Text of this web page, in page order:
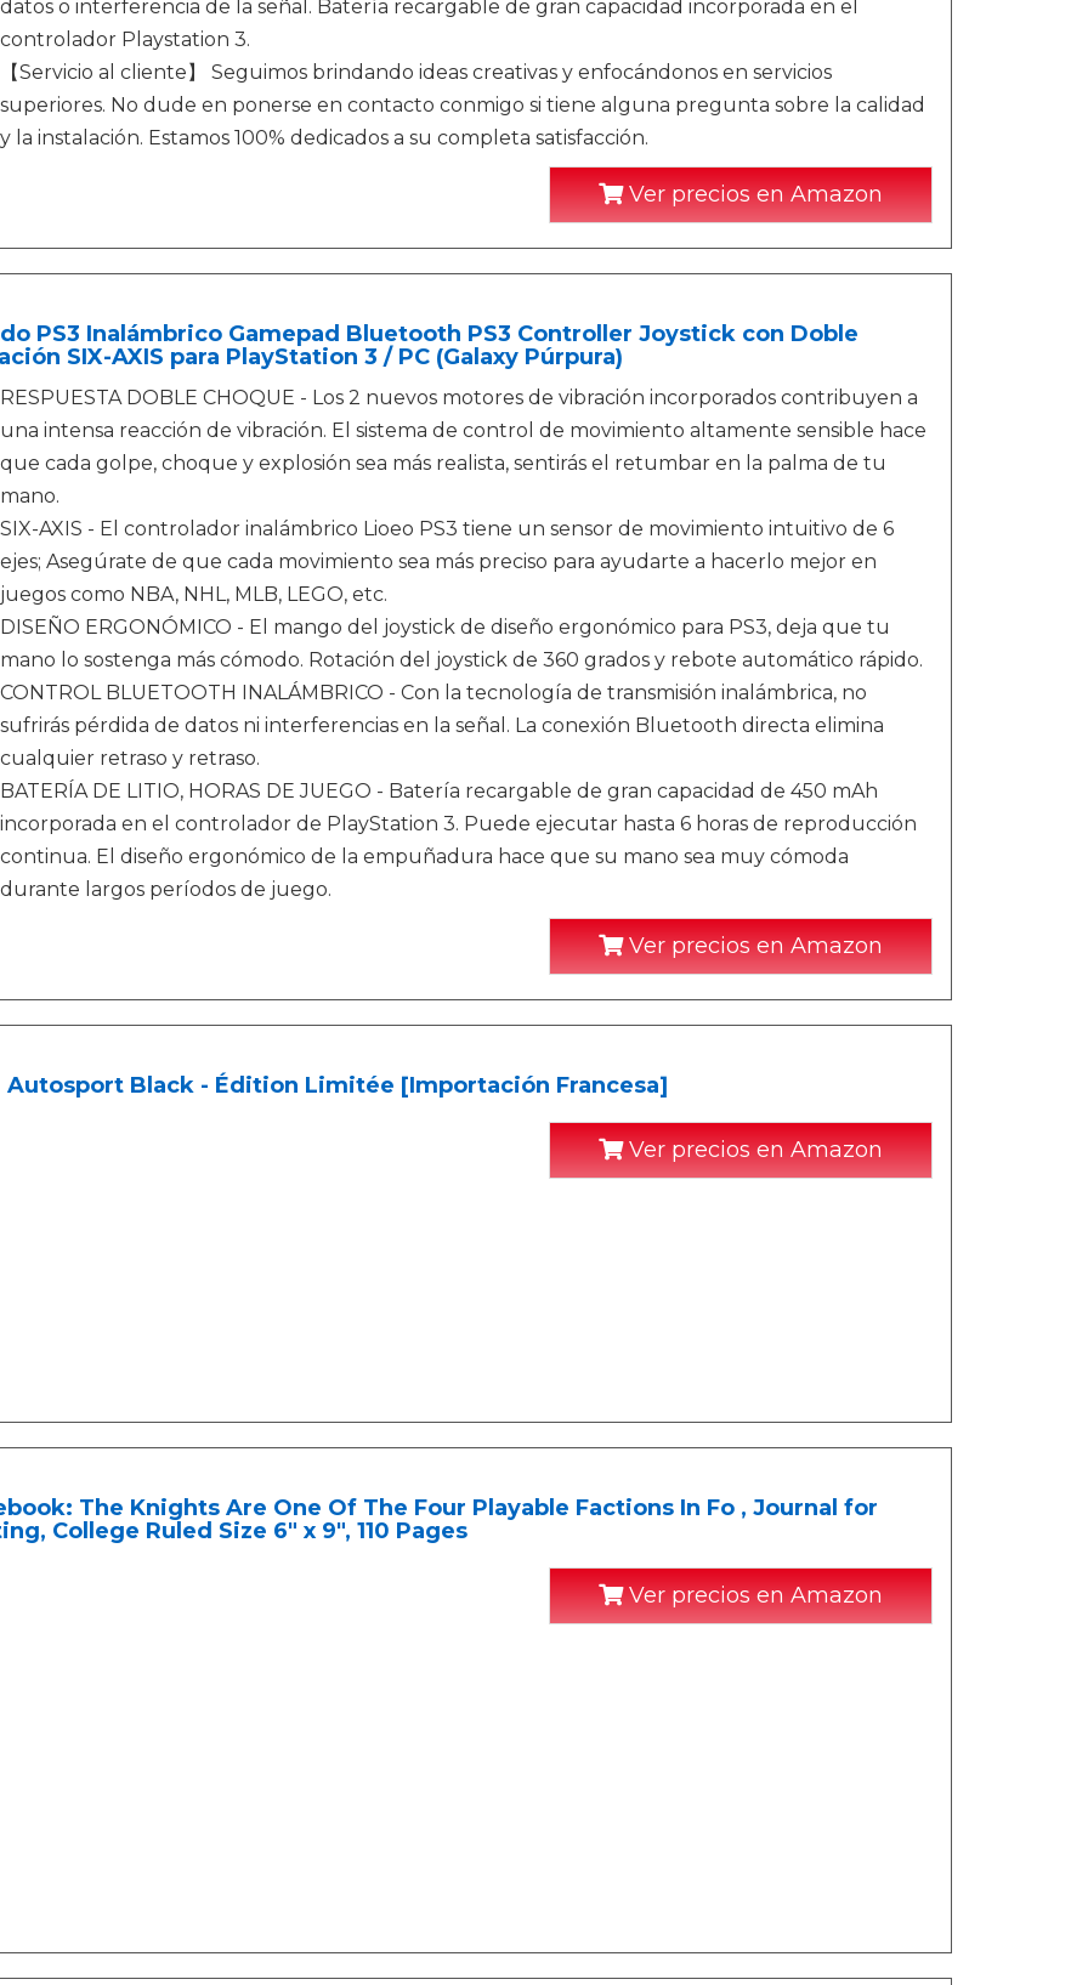
datos o interferencia de la señal. Batería recargable de gran capacidad incorporada en el
controlador Playstation 3.
【Servicio al cliente】 Seguimos brindando ideas creativas y enfocándonos en servicios
superiores. No dude en ponerse en contacto conmigo si tiene alguna pregunta sobre la calidad
y la instalación. Estamos 100% dedicados a su completa satisfacción.
Ver precios en Amazon
PS3 Inalámbrico Gamepad Bluetooth PS3 Controller Joystick con Doble
SIX-AXIS para PlayStation 3 / PC (Galaxy Púrpura)
RESPUESTA DOBLE CHOQUE - Los 2 nuevos motores de vibración incorporados contribuyen a
una intensa reacción de vibración. El sistema de control de movimiento altamente sensible hace
que cada golpe, choque y explosión sea más realista, sentirás el retumbar en la palma de tu
mano.
SIX-AXIS - El controlador inalámbrico Lioeo PS3 tiene un sensor de movimiento intuitivo de 6
ejes; Asegúrate de que cada movimiento sea más preciso para ayudarte a hacerlo mejor en
juegos como NBA, NHL, MLB, LEGO, etc.
DISEÑO ERGONÓMICO - El mango del joystick de diseño ergonómico para PS3, deja que tu
mano lo sostenga más cómodo. Rotación del joystick de 360 grados y rebote automático rápido.
CONTROL BLUETOOTH INALÁMBRICO - Con la tecnología de transmisión inalámbrica, no
sufrirás pérdida de datos ni interferencias en la señal. La conexión Bluetooth directa elimina
cualquier retraso y retraso.
BATERÍA DE LITIO, HORAS DE JUEGO - Batería recargable de gran capacidad de 450 mAh
incorporada en el controlador de PlayStation 3. Puede ejecutar hasta 6 horas de reproducción
continua. El diseño ergonómico de la empuñadura hace que su mano sea muy cómoda
durante largos períodos de juego.
Ver precios en Amazon
Autosport Black - Édition Limitée [Importación Francesa]
Ver precios en Amazon
The Knights Are One Of The Four Playable Factions In Fo , Journal for
College Ruled Size 6" x 9", 110 Pages
Ver precios en Amazon